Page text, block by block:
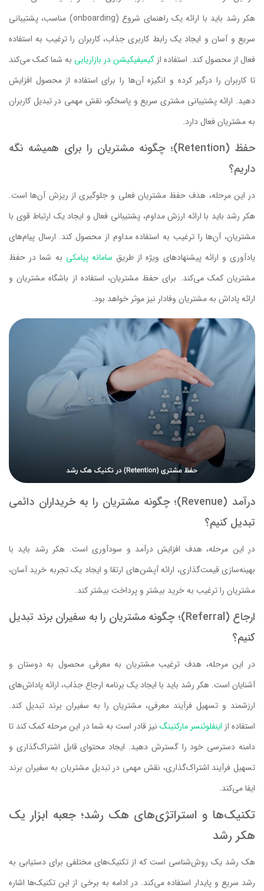
هکر رشد باید با ارائه یک راهنمای شروع (onboarding) مناسب، پشتیبانی
سریع و آسان و ایجاد یک رابط کاربری جذاب، کاربران را ترغیب به استفاده
فعال از محصول کند. استفاده از گیمیفیکیشن در بازاریابی به شما کمک می‌کند
تا کاربران را درگیر کرده و انگیزه آن‌ها را برای استفاده از محصول افزایش
دهید. ارائه پشتیبانی مشتری سریع و پاسخگو، نقش مهمی در تبدیل کاربران
به مشتریان فعال دارد.
حفظ (Retention)؛ چگونه مشتریان را برای همیشه نگه
داریم؟
در این مرحله، هدف حفظ مشتریان فعلی و جلوگیری از ریزش آن‌ها است.
هکر رشد باید با ارائه ارزش مداوم، پشتیبانی فعال و ایجاد یک ارتباط قوی با
مشتریان، آن‌ها را ترغیب به استفاده مداوم از محصول کند. ارسال پیام‌های
یادآوری و ارائه پیشنهادهای ویژه از طریق سامانه پیامکی به شما در حفظ
مشتریان کمک می‌کند. برای حفظ مشتریان، استفاده از باشگاه مشتریان و
ارائه پاداش به مشتریان وفادار نیز موثر خواهد بود.
درآمد (Revenue)؛ چگونه مشتریان را به خریداران دائمی
تبدیل کنیم؟
در این مرحله، هدف افزایش درآمد و سودآوری است. هکر رشد باید با
بهینه‌سازی قیمت‌گذاری، ارائه آپشن‌های ارتقا و ایجاد یک تجربه خرید آسان،
مشتریان را ترغیب به خرید بیشتر و پرداخت بیشتر کند.
ارجاع (Referral)؛ چگونه مشتریان را به سفیران برند تبدیل
کنیم؟
در این مرحله، هدف ترغیب مشتریان به معرفی محصول به دوستان و
آشنایان است. هکر رشد باید با ایجاد یک برنامه ارجاع جذاب، ارائه پاداش‌های
ارزشمند و تسهیل فرآیند معرفی، مشتریان را به سفیران برند تبدیل کند.
استفاده از اینفلوئنسر مارکتینگ نیز قادر است به شما در این مرحله کمک کند تا
دامنه دسترسی خود را گسترش دهید. ایجاد محتوای قابل اشتراک‌گذاری و
تسهیل فرآیند اشتراک‌گذاری، نقش مهمی در تبدیل مشتریان به سفیران برند
ایفا می‌کند.
تکنیک‌ها و استراتژی‌های هک رشد؛ جعبه ابزار یک
هکر رشد
هک رشد یک روش‌شناسی است که از تکنیک‌های مختلفی برای دستیابی به
رشد سریع و پایدار استفاده می‌کند. در ادامه به برخی از این تکنیک‌ها اشاره